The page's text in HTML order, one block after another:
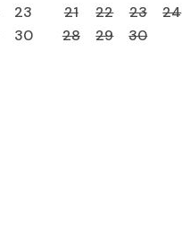
23
30
21
22 23 24
28
29 30